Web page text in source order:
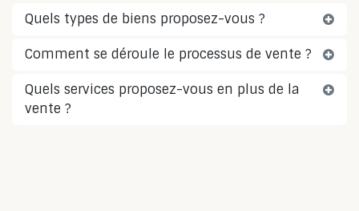
Quels types de biens proposez-vous ?
Comment se déroule le processus de vente ?
Quels services proposez-vous en plus de la
vente ?